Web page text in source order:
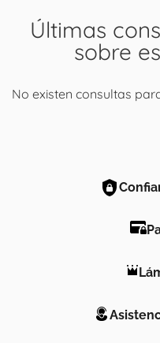
Últimas
sobre
No existen consultas